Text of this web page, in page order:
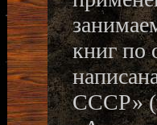
книг по
СССР»